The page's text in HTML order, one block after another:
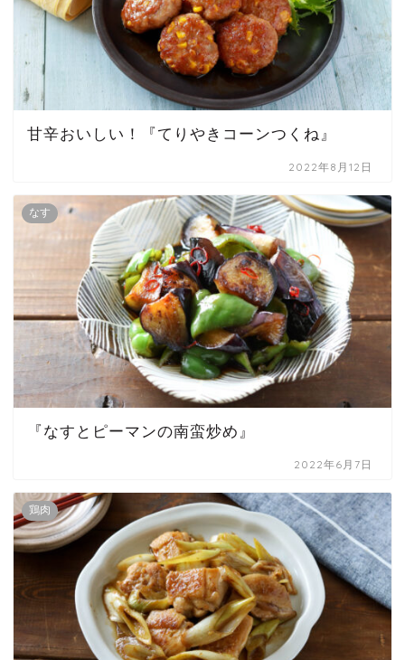
甘辛おいしい！『てりやきコーンつくね』
2022年8月12日
なす
『なすとピーマンの南蛮炒め』
2022年6月7日
鶏肉